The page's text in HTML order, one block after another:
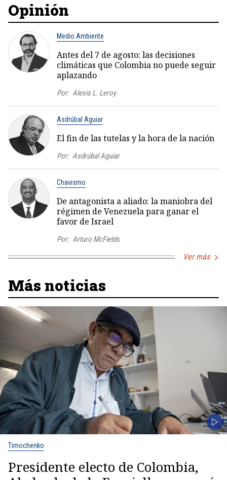
Opinión
Medio Ambiente
Antes del 7 de agosto: las decisiones
climáticas que Colombia no puede seguir
aplazando
Por: Alexis L. Leroy
Asdrúbal Aguiar
El fin de las tutelas y la hora de la nación
Por: Asdrúbal Aguiar
Chavismo
De antagonista a aliado: la maniobra del
régimen de Venezuela para ganar el
favor de Israel
Por: Arturo McFields
Ver más
Más noticias
Timochenko
Presidente electo de Colombia,